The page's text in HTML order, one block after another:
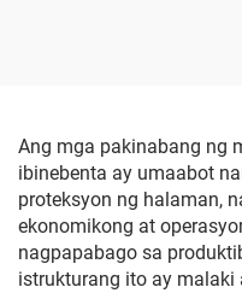
Ang mga pakinabang ng
ibinebenta ay umaabot
proteksyon ng halaman,
ekonomikong at
nagpapabago sa
istrukturang ito ay